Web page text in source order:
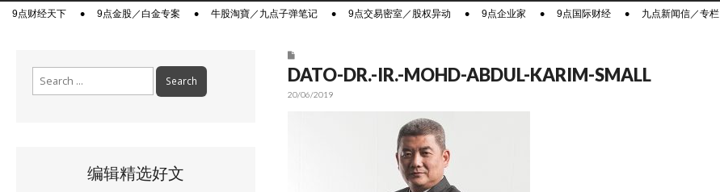
content
Sub9点财经天下 9点金股／白金专案 牛股淘寶／九点子弹笔记 9点交易密室／股权异动 9点企业家 9点国际财经 九点新闻信／专栏
DATO-DR.-IR.-MOHD-ABDUL-KARIM-SMALL
20/06/2019
编辑精选好文